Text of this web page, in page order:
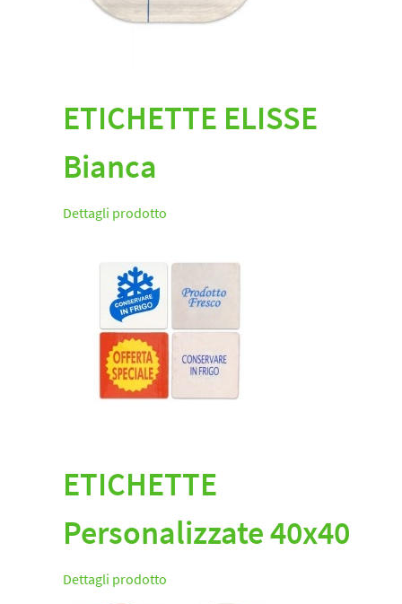
ETICHETTE ELISSE
Bianca
Dettagli prodotto
ETICHETTE
Personalizzate 40x40
Dettagli prodotto